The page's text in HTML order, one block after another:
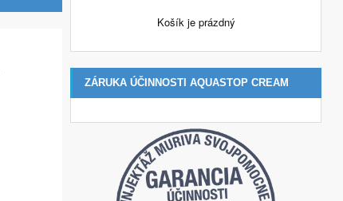
Košík je prázdný
ZÁRUKA ÚČINNOSTI AQUASTOP CREAM